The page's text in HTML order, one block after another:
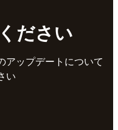
ださい
アップデートについて
い